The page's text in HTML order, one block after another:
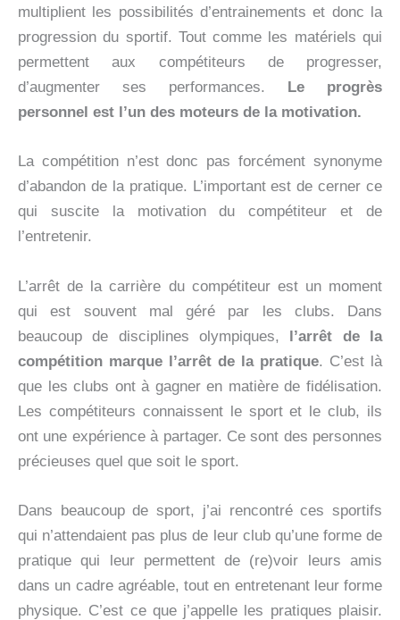
multiplient les possibilités d’entrainements et donc la
progression du sportif. Tout comme les matériels qui
permettent aux compétiteurs de progresser,
d’augmenter ses performances.
Le progrès
personnel est l’un des moteurs de la motivation.
La compétition n’est donc pas forcément synonyme
d’abandon de la pratique. L’important est de cerner ce
qui suscite la motivation du compétiteur et de
l’entretenir.
L’arrêt de la carrière du compétiteur est un moment
qui est souvent mal géré par les clubs. Dans
beaucoup de disciplines olympiques, l’arrêt de la
compétition marque l’arrêt de la pratique. C’est là
que les clubs ont à gagner en matière de fidélisation.
Les compétiteurs connaissent le sport et le club, ils
ont une expérience à partager. Ce sont des personnes
précieuses quel que soit le sport.
Dans beaucoup de sport, j’ai rencontré ces sportifs
qui n’attendaient pas plus de leur club qu’une forme de
pratique qui leur permettent de (re)voir leurs amis
dans un cadre agréable, tout en entretenant leur forme
physique. C’est ce que j’appelle les pratiques plaisir.